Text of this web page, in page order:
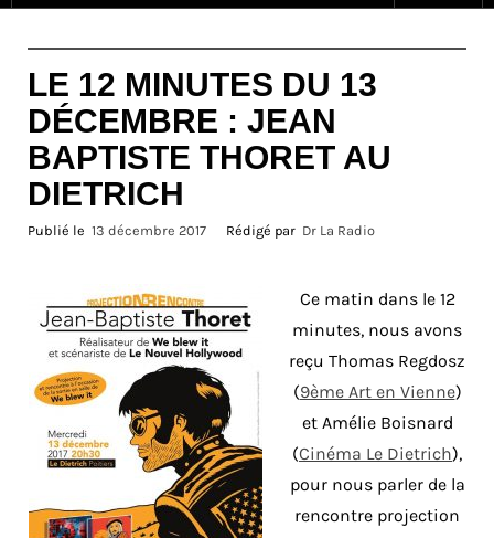
LE 12 MINUTES DU 13
DÉCEMBRE : JEAN
BAPTISTE THORET AU
DIETRICH
Publié le 13 décembre 2017 Rédigé par Dr La Radio
Ce matin dans le 12
minutes, nous avons
reçu Thomas Regdosz
(9ème Art en Vienne)
et Amélie Boisnard
(Cinéma Le Dietrich),
pour nous parler de la
rencontre projection